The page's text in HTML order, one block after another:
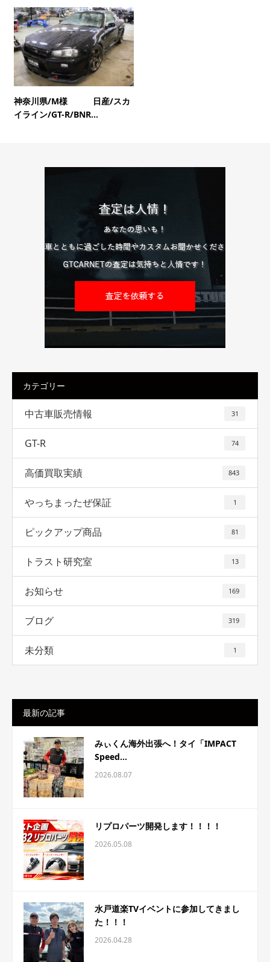
神奈川県/M様 日産/スカ
イライン/GT-R/BNR...
カテゴリー
中古車販売情報 31
GT-R 74
高価買取実績 843
やっちまったぜ保証 1
ピックアップ商品 81
トラスト研究室 13
お知らせ 169
ブログ 319
未分類 1
最新の記事
みぃくん海外出張へ！タイ「IMPACT
Speed...
2026.08.07
リプロパーツ開発します！！！！
2026.05.08
水戸道楽TVイベントに参加してきまし
た！！！
2026.04.28